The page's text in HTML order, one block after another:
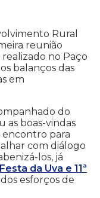
Rural
reunião
no Paço
balanços das
em
do
as boas-vindas
encontro para
com diálogo
los, já
da Uva e 11ª
esforços de